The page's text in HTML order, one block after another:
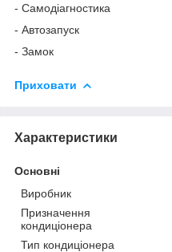
- Самодіагностика
- Автозапуск
- Замок
Приховати
Характеристики
Основні
Виробник
Призначення
кондиціонера
Тип кондиціонера